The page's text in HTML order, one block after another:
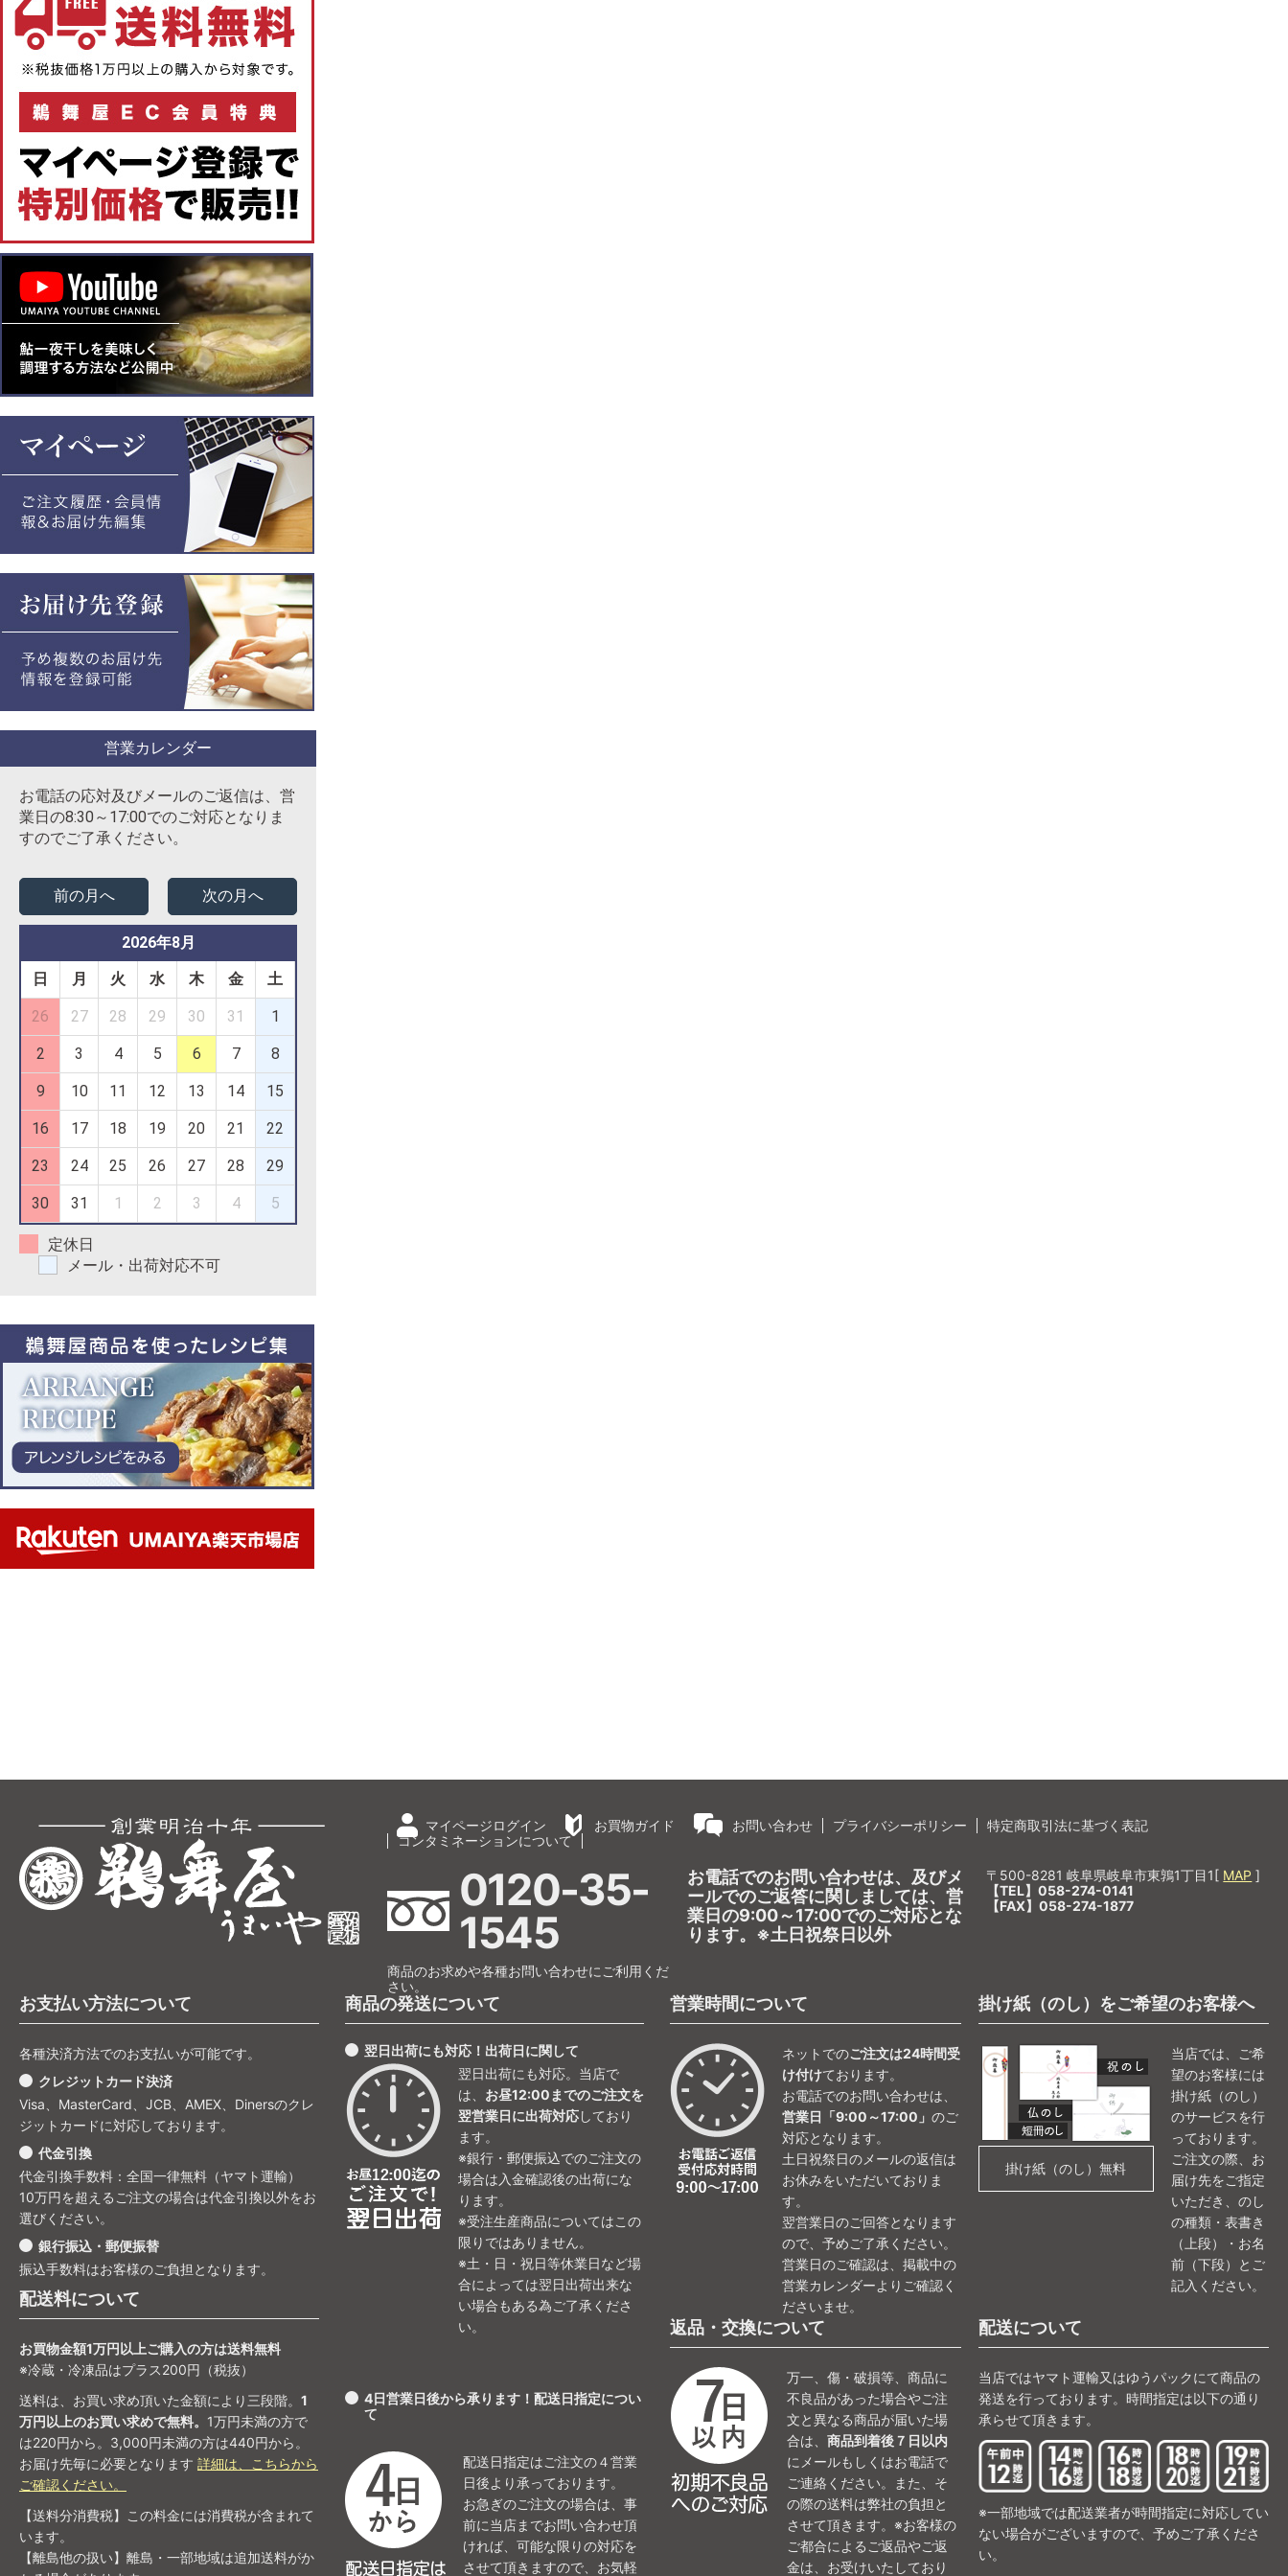
営業カレンダー
お電話の応対及びメールのご返信は、営
業日の8:30～17:00でのご対応となりま
すのでご了承ください。
2026年8月
前の月へ 次の月へ
日 月 火 水 木 金 土
26 27 28 29 30 31 1
2 3 4 5 6 7 8
9 10 11 12 13 14 15
16 17 18 19 20 21 22
23 24 25 26 27 28 29
30 31 1 2 3 4 5
定休日
メール・出荷対応不可
マイページログイン お買物ガイド お問い合わせ プライバシーポリシー
特定商取引法に基づく表記
コンタミネーションについて
0120-35-
1545
商品のお求めや各種お問い合わせにご利用くだ
さい。
お電話でのお問い合わせは、及びメ
ールでのご返答に関しましては、営
業日の9:00～17:00でのご対応とな
ります。※土日祝祭日以外
〒500-8281 岐阜県岐阜市東鶉1丁目1[ MAP ]
【TEL】058-274-0141
【FAX】058-274-1877
お支払い方法について
各種決済方法でのお支払いが可能です。
クレジットカード決済
Visa、MasterCard、JCB、AMEX、Dinersのクレ
ジットカードに対応しております。
代金引換
代金引換手数料：全国一律無料（ヤマト運輸）
10万円を超えるご注文の場合は代金引換以外をお
選びください。
銀行振込・郵便振替
振込手数料はお客様のご負担となります。
配送料について
お買物金額1万円以上ご購入の方は送料無料
※冷蔵・冷凍品はプラス200円（税抜）
送料は、お買い求め頂いた金額により三段階。 1
万円以上のお買い求めで無料。 1万円未満の方で
は220円から。3,000円未満の方は440円から。
お届け先毎に必要となります 詳細は、こちらから
ご確認ください。
【送料分消費税】この料金には消費税が含まれて
います。
【離島他の扱い】離島・一部地域は追加送料がか
商品の発送について
翌日出荷にも対応！出荷日に関して
翌日出荷にも対応。当店で
は、 お昼12:00までのご注文を
翌営業日に出荷対応しており
ます。
※銀行・郵便振込でのご注文の
場合は入金確認後の出荷にな
ります。
※受注生産商品についてはこの
限りではありません。
※土・日・祝日等休業日など場
合によっては翌日出荷出来な
い場合もある為ご了承くださ
い。
4日営業日後から承ります！配送日指定につい
て
配送日指定はご注文の４営業
日後より承っております。
お急ぎのご注文の場合は、事
前に当店までお問い合わせ頂
ければ、可能な限りの対応を
させて頂きますので、お気軽
営業時間について
ネットでのご注文は24時間受
け付けております。
お電話でのお問い合わせは、
営業日「9:00～17:00」 のご
対応となります。
土日祝祭日のメールの返信は
お休みをいただいておりま
す。
翌営業日のご回答となります
ので、予めご了承ください。
営業日のご確認は、掲載中の
営業カレンダーよりご確認く
ださいませ。
掛け紙（のし）をご希望のお客様へ
掛け紙（のし）無料
当店では、ご希
望のお客様には
掛け紙（のし）
のサービスを行
っております。
ご注文の際、お
届け先をご指定
いただき、のし
の種類・表書き
（上段）・お名
前（下段）とご
記入ください。
返品・交換について
万一、傷・破損等、商品に
不良品があった場合やご注
文と異なる商品が届いた場
合は、 商品到着後７日以内
にメールもしくはお電話で
ご連絡ください。また、そ
の際の送料は弊社の負担と
させて頂きます。※お客様の
ご都合によるご返品やご返
金は、お受けいたしており
配送について
当店ではヤマト運輸又はゆうパックにて商品の
発送を行っております。時間指定は以下の通り
承らせて頂きます。
※一部地域では配送業者が時間指定に対応してい
ない場合がございますので、予めご了承くださ
い。